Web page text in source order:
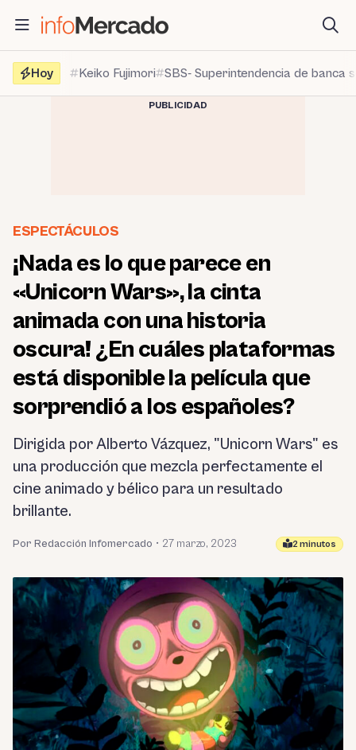
contenido
Hoy
Keiko Fujimori SBS- Superintendencia de banca
PUBLICIDAD
ESPECTÁCULOS
¡Nada es lo que parece en
«Unicorn Wars», la cinta
animada con una historia
oscura! ¿En cuáles plataformas
está disponible la película que
sorprendió a los españoles?
Dirigida por Alberto Vázquez, "Unicorn Wars" es
una producción que mezcla perfectamente el
cine animado y bélico para un resultado
brillante.
Por Redacción Infomercado • 27 marzo, 2023 2 minutos